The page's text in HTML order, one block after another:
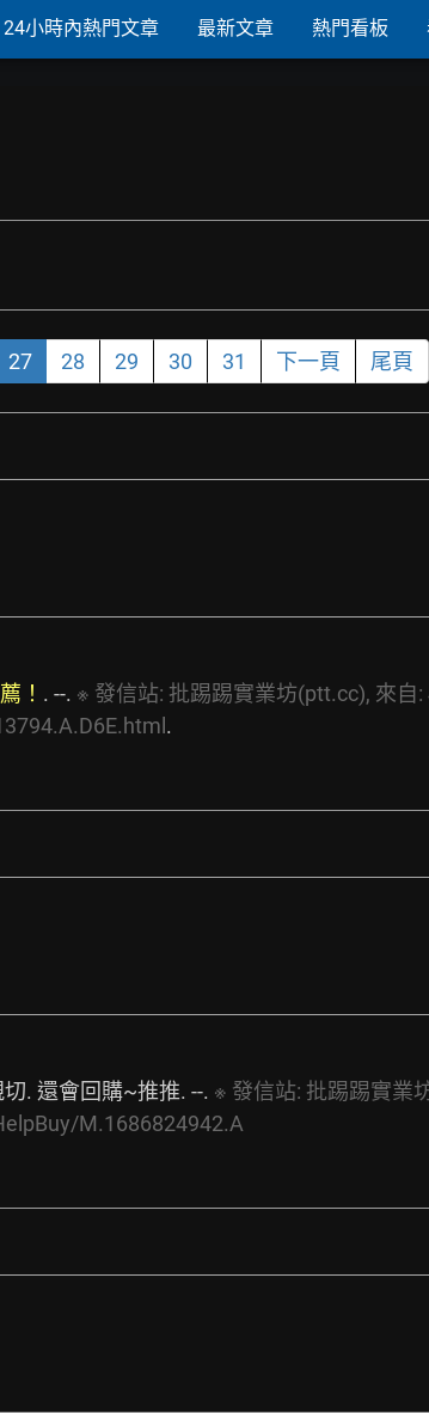
24小時內熱門文章 最新文章 熱門看板
27 28 29 30 31 下一頁 尾頁
！ . --. ※ 發信站: 批踢踢實業坊(ptt.cc), 來自:
.
. 還會回購~推推. --. ※ 發信站: 批踢踢實業
M.1686824942.A